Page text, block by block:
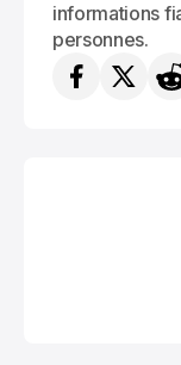
informations
personnes.